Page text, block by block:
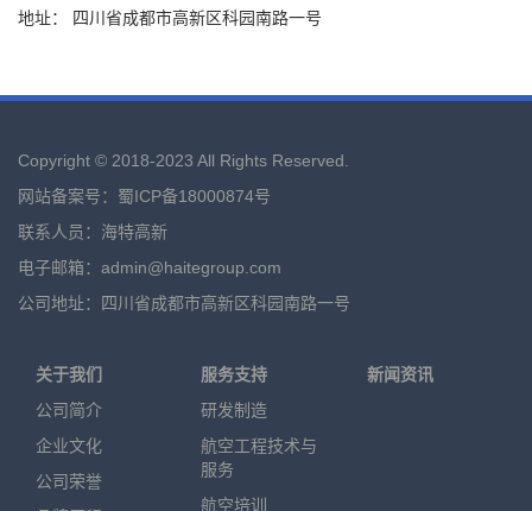
地址： 四川省成都市高新区科园南路一号
Copyright © 2018-2023 All Rights Reserved.
网站备案号：蜀ICP备18000874号
联系人员：海特高新
电子邮箱：admin@haitegroup.com
公司地址：四川省成都市高新区科园南路一号
关于我们
公司简介
企业文化
公司荣誉
服务支持
研发制造
航空工程技术与
服务
航空培训
新闻资讯